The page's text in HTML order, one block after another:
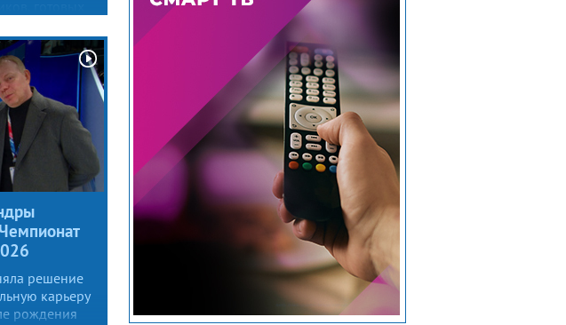
стали Алиса
—
они среди
четверные
решение
карьеру
рождения